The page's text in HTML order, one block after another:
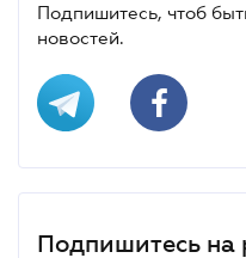
Подпишитесь, чтоб
новостей.
Подпишитесь на